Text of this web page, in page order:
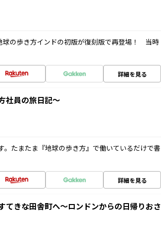
球の歩き方インドの初版が復刻版で再登場！ 当時
詳細を見る
社員の旅日記～
たまたま『地球の歩き方』で働いているだけで書
詳細を見る
てきな田舎町へ～ロンドンからの日帰りおさ